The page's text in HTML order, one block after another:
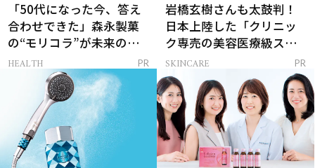
「50代になった今、答え
合わせできた」森永製菓
の“モリコラ”が未来のキ
レイを連れてくる！
HEALTH PR
岩橋玄樹さんも太鼓判！
日本上陸した「クリニッ
ク専売の美容医療級スキ
ンケア」
SKINCARE PR